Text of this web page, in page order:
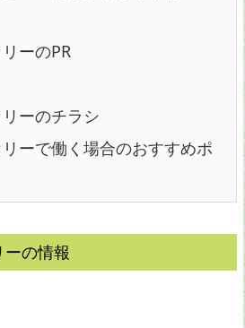
ーのPR
ーのチラシ
ーで働く場合のおすすめポ
の情報